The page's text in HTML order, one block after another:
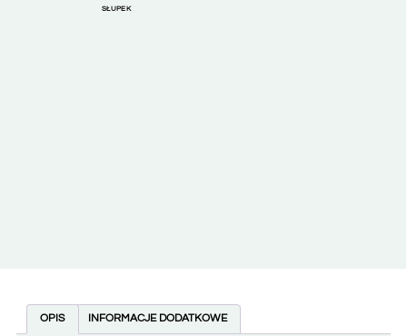
SŁUPEK
OPIS INFORMACJE DODATKOWE